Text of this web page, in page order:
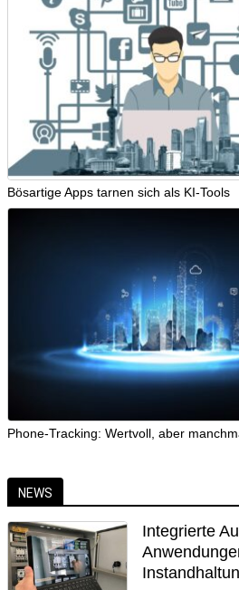
Bösartige Apps tarnen sich als KI-Tools
Phone-Tracking: Wertvoll, aber
NEWS
Integrierte